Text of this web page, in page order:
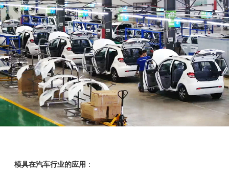
模具在汽车行业的应用 ：